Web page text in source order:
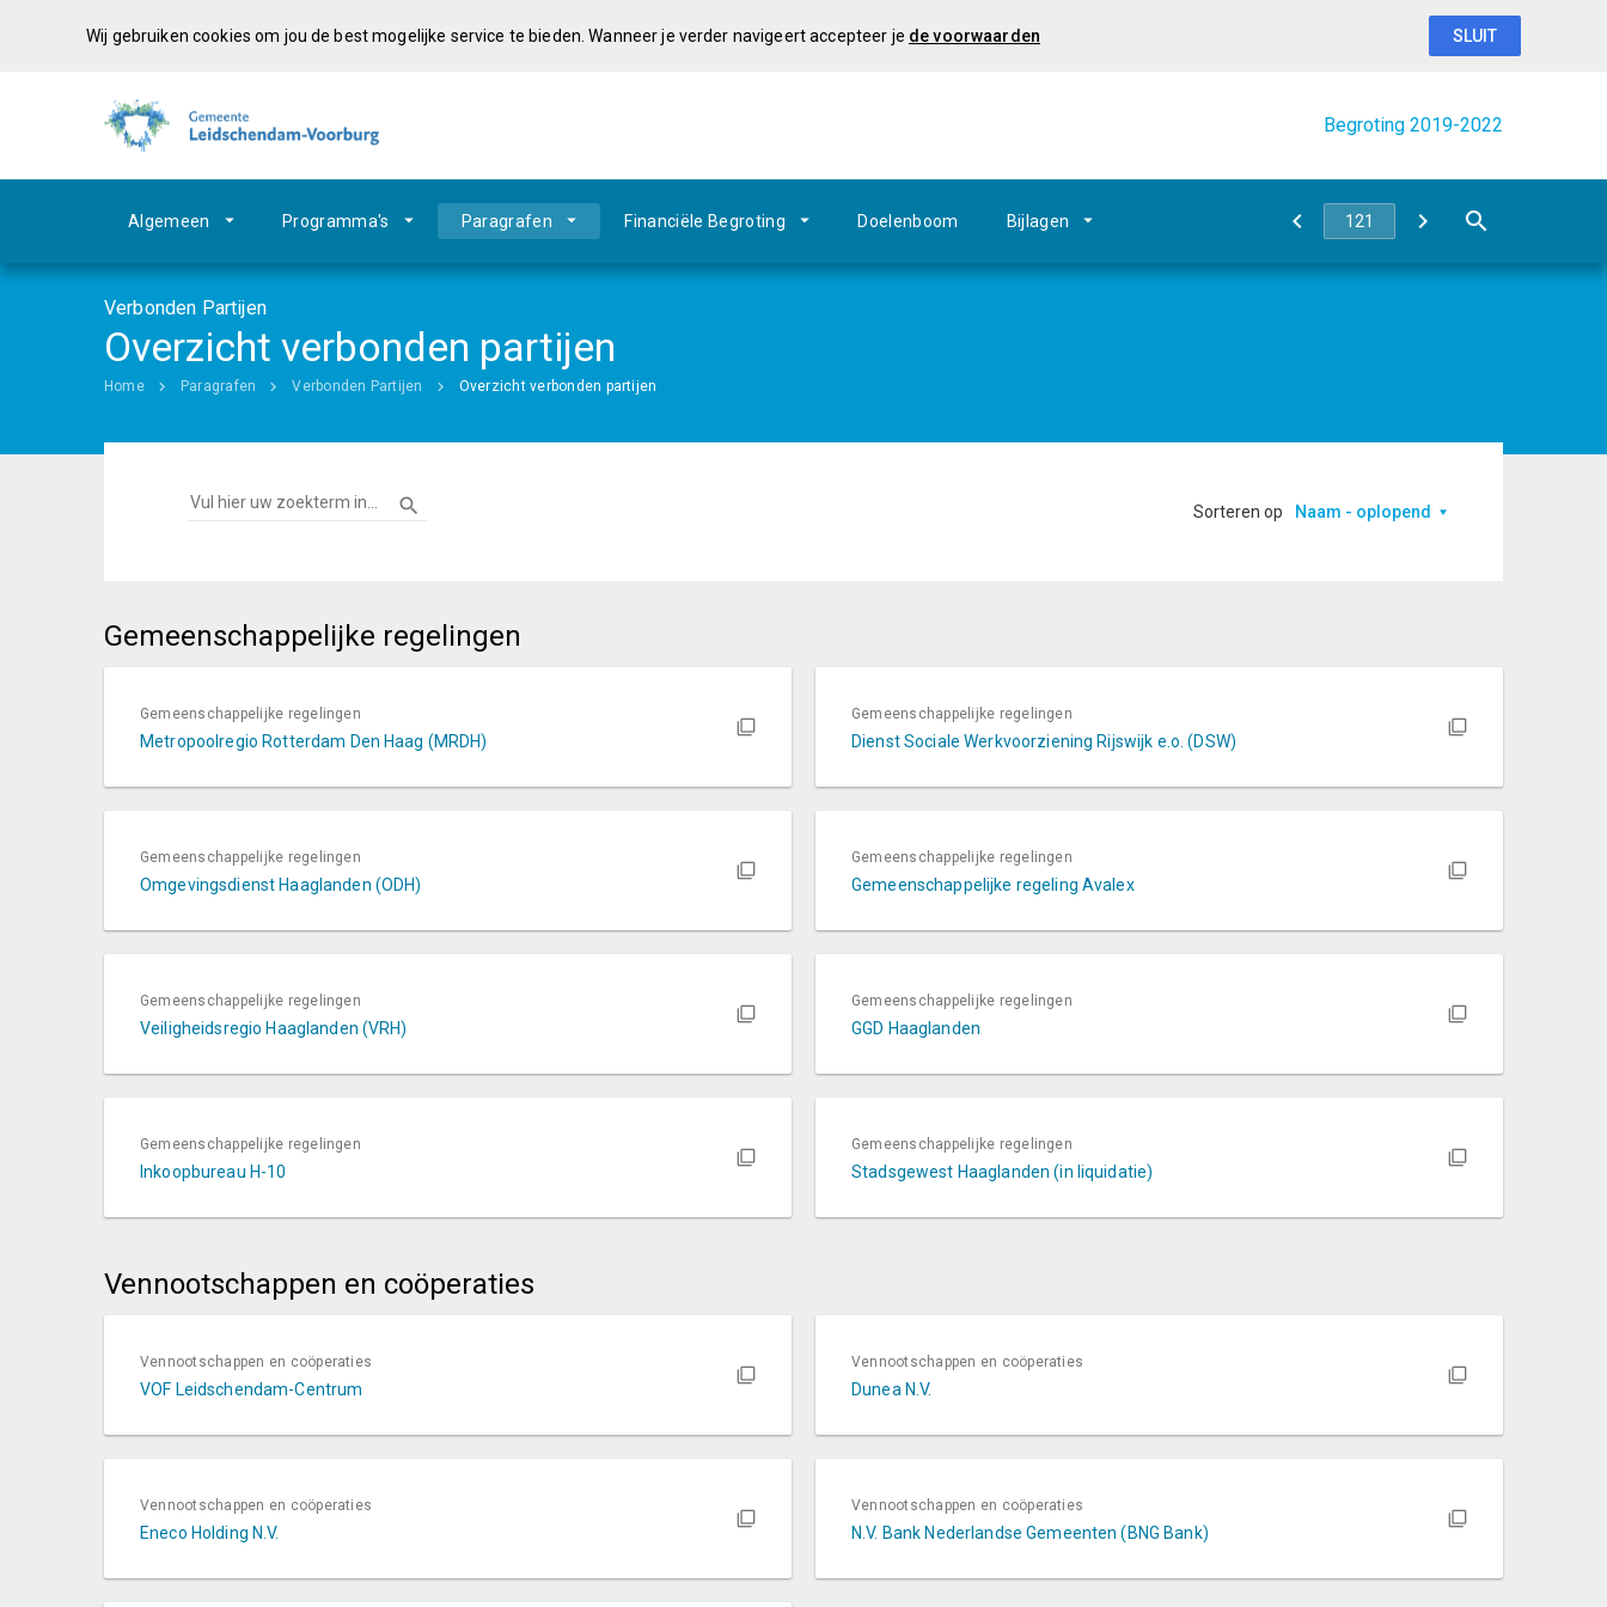
Begroting 2019-2022
Algemeen Programma's Paragrafen Financiële Begroting Doelenboom Bijlagen
Verbonden Partijen
Overzicht verbonden partijen
Home Paragrafen Verbonden Partijen Overzicht verbonden partijen
Sorteren op Naam - oplopend
Gemeenschappelijke regelingen
Gemeenschappelijke regelingen
Metropoolregio Rotterdam Den Haag (MRDH)
Gemeenschappelijke regelingen
Dienst Sociale Werkvoorziening Rijswijk e.o. (DSW)
Gemeenschappelijke regelingen
Omgevingsdienst Haaglanden (ODH)
Gemeenschappelijke regelingen
Gemeenschappelijke regeling Avalex
Gemeenschappelijke regelingen
Veiligheidsregio Haaglanden (VRH)
Gemeenschappelijke regelingen
GGD Haaglanden
Gemeenschappelijke regelingen
Inkoopbureau H-10
Gemeenschappelijke regelingen
Stadsgewest Haaglanden (in liquidatie)
Vennootschappen en coöperaties
Vennootschappen en coöperaties
VOF Leidschendam-Centrum
Vennootschappen en coöperaties
Dunea N.V.
Vennootschappen en coöperaties
Eneco Holding N.V.
Vennootschappen en coöperaties
N.V. Bank Nederlandse Gemeenten (BNG Bank)
Wij gebruiken cookies om jou de best mogelijke service te bieden. Wanneer je verder navigeert accepteer je de voorwaarden SLUIT